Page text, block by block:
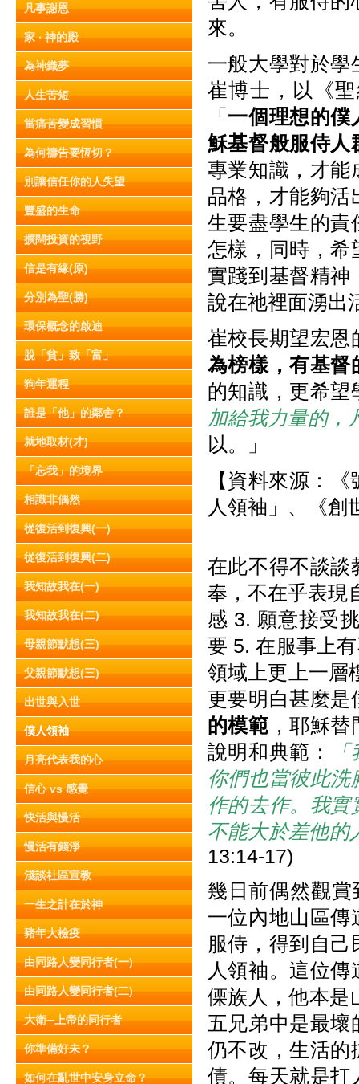
凡事謝恩
家 ‧ 神的殿
為神織夢
人生苦短
當痛苦變成習慣
為何禱告要恆切？
別讓信任你的人失望
豐盛的生命
擴闊投資的視野
信是有緣(原)
分別為聖(勝)
環保概念的啟迪
脫「貧」致「富」
狗年運程
誰是「他」的鄰舍？
就地取材(才)
「忘我」的境界
相識非偶然
從復活到復興(一)
從復活到復興(二)
我知故我在(一)
我知故我在(二)
母親節默想(三)
父親節默想(三)
出世與入世
僕人領袖
月亮代表我的心
信心 vs 感覺
快活與慢活
慢活有錢淨
淺談社區宣教
一生之計在於神
豬年大檢疫
由同路人變同行者(一)
由同路人變同行者(二)
大衛─上帝的同行者
你準備好未？
如何在亂世中安身立命？
來。
一般大學對於學
崔博士，以《
「 一個理想的僕
穌基督般服侍人
專業知識，才能
品格，才能夠活
生要盡學生的責
怎樣，同時，希
實踐到基督精神
說在祂裡面湧出
崔校長期望宏恩
為榜樣，有基督
的知識，更希望
加給我力量的，
以。」
【資料來源：
人領袖」、《創
在此不得不談談
奉，不在乎表現
感 3. 願意接受
要 5. 在服事上
領域上更上一層
更要明白甚麼是
的模範 ，耶穌
說明和典範：
你們也當彼此
作的去作。我
不能大於差他的
13:14-17)
幾日前偶然觀
一位內地山區傳
服侍，得到自
人領袖。這位
傈族人，他本是
五兄弟中是最壞
仍不改，生活的
債。每天就是打